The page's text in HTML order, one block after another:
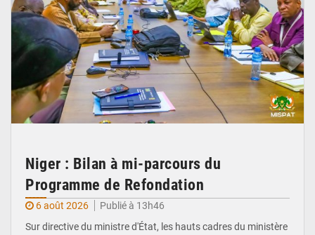
Niger : Bilan à mi-parcours du
Programme de Refondation
6 août 2026
Publié à 13h46
Sur directive du ministre d'État, les hauts cadres du ministère